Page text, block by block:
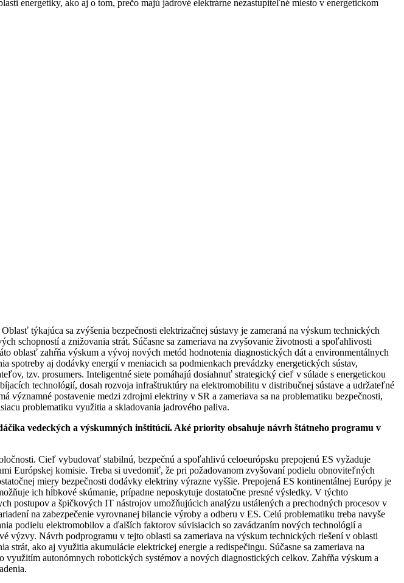
energetiky, ako aj o tom, prečo majú jadrové elektrárne nezastupiteľné miesto v energetickom
týkajúca sa zvýšenia bezpečnosti elektrizačnej sústavy je zameraná na výskum technických
schopností a znižovania strát. Súčasne sa zameriava na zvyšovanie životnosti a spoľahlivosti
oblasť zahŕňa výskum a vývoj nových metód hodnotenia diagnostických dát a environmentálnych
aj dodávky energií v meniacich sa podmienkach prevádzky energetických sústav,
tzv. prosumers. Inteligentné siete pomáhajú dosiahnuť strategický cieľ v súlade s energetickou
technológií, dosah rozvoja infraštruktúry na elektromobilitu v distribučnej sústave a udržateľné
postavenie medzi zdrojmi elektriny v SR a zameriava sa na problematiku bezpečnosti,
problematiku využitia a skladovania jadrového paliva.
vedeckých a výskumných inštitúcií. Aké priority obsahuje návrh štátneho programu v
Cieľ vybudovať stabilnú, bezpečnú a spoľahlivú celoeurópsku prepojenú ES vyžaduje
Európskej komisie. Treba si uvedomiť, že pri požadovanom zvyšovaní podielu obnoviteľných
miery bezpečnosti dodávky elektriny výrazne vyššie. Prepojená ES kontinentálnej Európy je
ich hĺbkové skúmanie, prípadne neposkytuje dostatočne presné výsledky. V týchto
postupov a špičkových IT nástrojov umožňujúcich analýzu ustálených a prechodných procesov v
na zabezpečenie vyrovnanej bilancie výroby a odberu v ES. Celú problematiku treba navyše
podielu elektromobilov a ďalších faktorov súvisiacich so zavádzaním nových technológií a
výzvy. Návrh podprogramu v tejto oblasti sa zameriava na výskum technických riešení v oblasti
ako aj využitia akumulácie elektrickej energie a redispečingu. Súčasne sa zameriava na
autonómnych robotických systémov a nových diagnostických celkov. Zahŕňa výskum a